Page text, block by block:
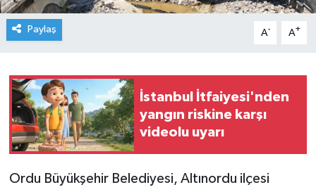
Paylaş A- A+
İstanbul İtfaiyesi'nden
yangın riskine karşı
videolu uyarı
Ordu Büyükşehir Belediyesi, Altınordu ilçesi